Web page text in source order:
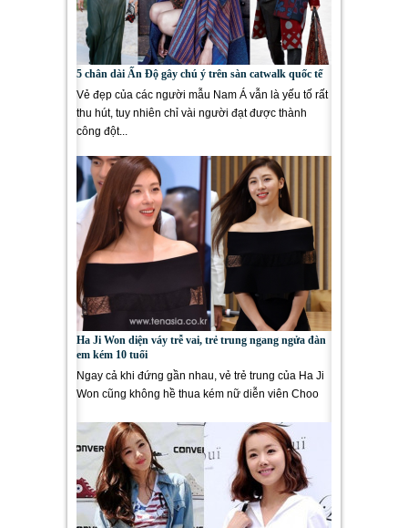
5 chân dài Ấn Độ gây chú ý trên sàn catwalk quốc tế
Vẻ đẹp của các người mẫu Nam Á vẫn là yếu tố rất
thu hút, tuy nhiên chỉ vài người đạt được thành
công đột...
Ha Ji Won diện váy trễ vai, trẻ trung ngang ngửa đàn
em kém 10 tuổi
Ngay cả khi đứng gần nhau, vẻ trẻ trung của Ha Ji
Won cũng không hề thua kém nữ diễn viên Choo